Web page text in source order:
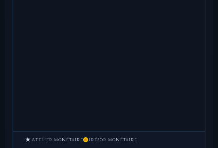
★ Atelier monétaire Trésor monétaire